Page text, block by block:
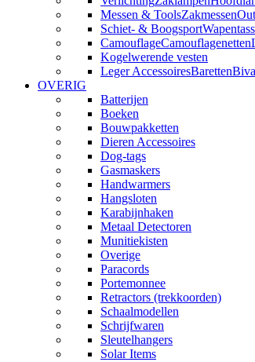
Messen & ToolsZakmessen
Schiet- & Boogsport
CamouflageCamouflagenetten
Kogelwerende vesten
Leger AccessoiresBaretten
OVERIG
Batterijen
Boeken
Bouwpakketten
Dieren Accessoires
Dog-tags
Gasmaskers
Handwarmers
Hangsloten
Karabijnhaken
Metaal Detectoren
Munitiekisten
Overige
Paracords
Portemonnee
Retractors (trekkoorden)
Schaalmodellen
Schrijfwaren
Sleutelhangers
Solar Items